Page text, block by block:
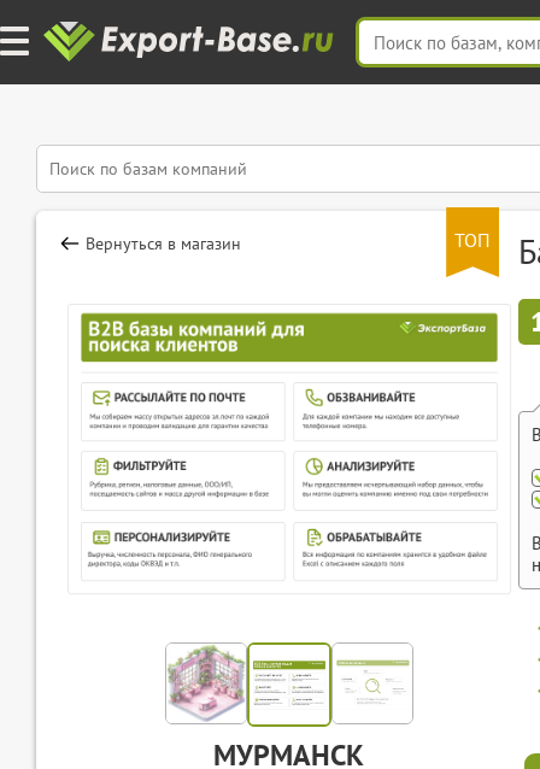
ТОП
Вернуться в магазин
МУРМАНСК